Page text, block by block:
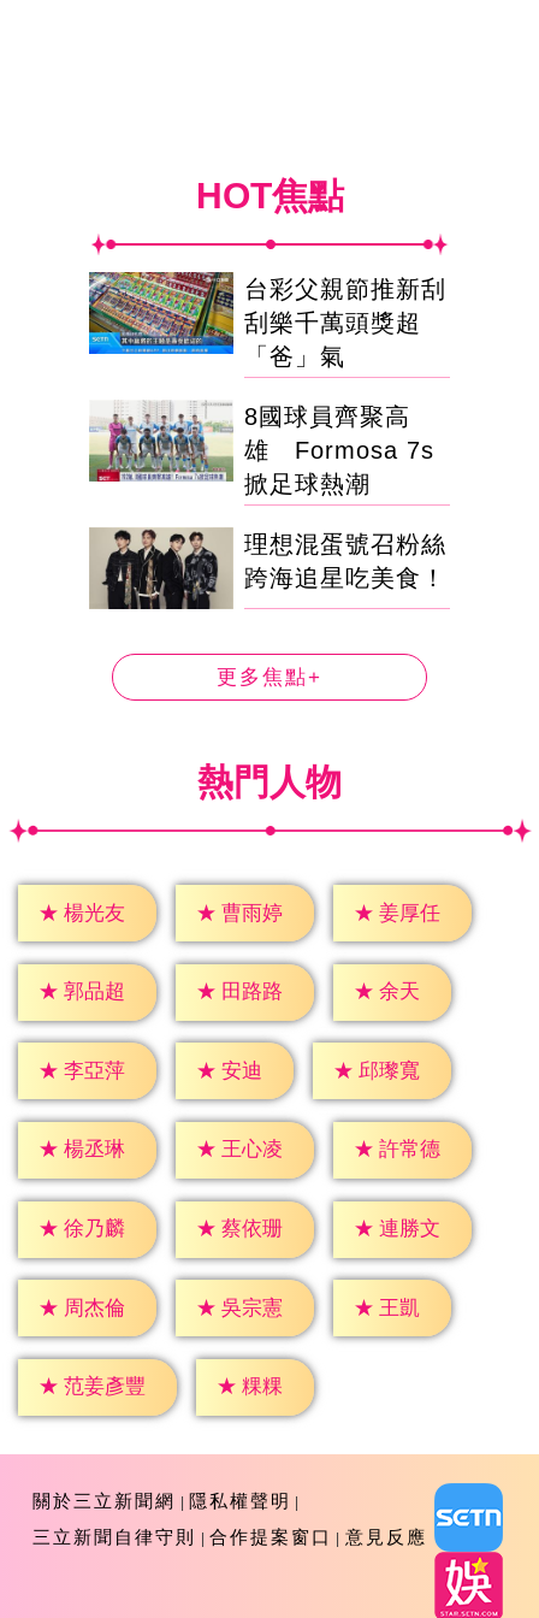
HOT焦點
台彩父親節推新刮
刮樂千萬頭獎超
「爸」氣
8國球員齊聚高
雄 Formosa 7s
掀足球熱潮
理想混蛋號召粉絲
跨海追星吃美食！
更多焦點+
熱門人物
★ 楊光友 ★ 曹雨婷 ★ 姜厚任
★ 郭品超 ★ 田路路 ★ 余天
★ 李亞萍 ★ 安迪 ★ 邱瓈寬
★ 楊丞琳 ★ 王心凌 ★ 許常德
★ 徐乃麟 ★ 蔡依珊 ★ 連勝文
★ 周杰倫 ★ 吳宗憲 ★ 王凱
★ 范姜彥豐 ★ 粿粿
關於三立新聞網
隱私權聲明
三立新聞自律守則
合作提案窗口 意見反應